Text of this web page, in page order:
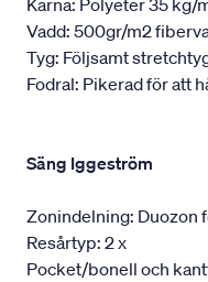
Kärna: Polyeter 35 kg/
Vadd: 500gr/m2
Tyg: Följsamt
Fodral: Pikerad för att
Säng Iggeström
Zonindelning: Duozon
Resårtyp: 2 x
Pocket/bonell och